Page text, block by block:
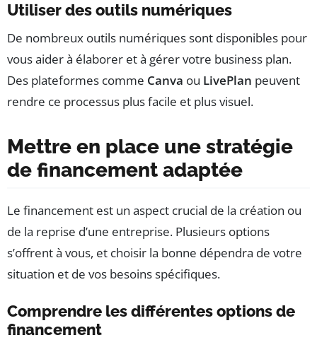
Utiliser des outils numériques
De nombreux outils numériques sont disponibles pour
vous aider à élaborer et à gérer votre business plan.
Des plateformes comme Canva ou LivePlan peuvent
rendre ce processus plus facile et plus visuel.
Mettre en place une stratégie
de financement adaptée
Le financement est un aspect crucial de la création ou
de la reprise d’une entreprise. Plusieurs options
s’offrent à vous, et choisir la bonne dépendra de votre
situation et de vos besoins spécifiques.
Comprendre les différentes options de
financement